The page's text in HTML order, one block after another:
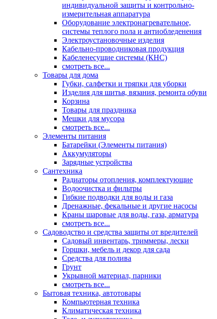
индивидуальной защиты и контрольно-
измерительная аппаратура
Оборудование электронагревательное,
системы теплого пола и антиобледенения
Электроустановочные изделия
Кабельно-проводниковая продукция
Кабеленесущие системы (КНС)
смотреть все...
Товары для дома
Губки, салфетки и тряпки для уборки
Изделия для шитья, вязания, ремонта обуви
Корзина
Товары для праздника
Мешки для мусора
смотреть все...
Элементы питания
Батарейки (Элементы питания)
Аккумуляторы
Зарядные устройства
Сантехника
Радиаторы отопления, комплектующие
Водоочистка и фильтры
Гибкие подводки для воды и газа
Дренажные, фекальные и другие насосы
Краны шаровые для воды, газа, арматура
смотреть все...
Садоводство и средства защиты от вредителей
Садовый инвентарь, триммеры, лески
Горшки, мебель и декор для сада
Средства для полива
Грунт
Укрывной материал, парники
смотреть все...
Бытовая техника, автотовары
Компьютерная техника
Климатическая техника